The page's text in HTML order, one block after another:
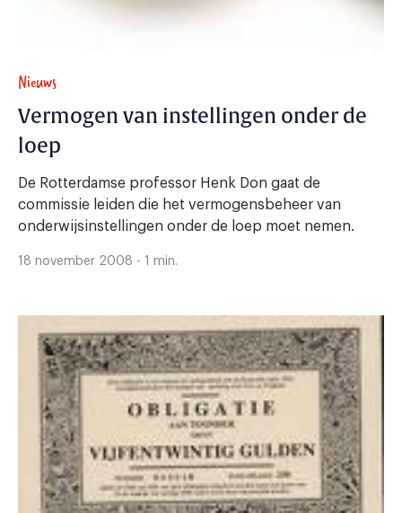
Nieuws
Vermogen van instellingen onder de
loep
De Rotterdamse professor Henk Don gaat de
commissie leiden die het vermogensbeheer van
onderwijsinstellingen onder de loep moet nemen.
18 november 2008 - 1 min.